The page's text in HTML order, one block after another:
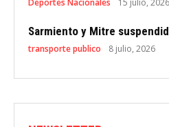
Deportes Nacionales 15 julio, 2026
Sarmiento y Mitre
transporte publico 8 julio, 2026